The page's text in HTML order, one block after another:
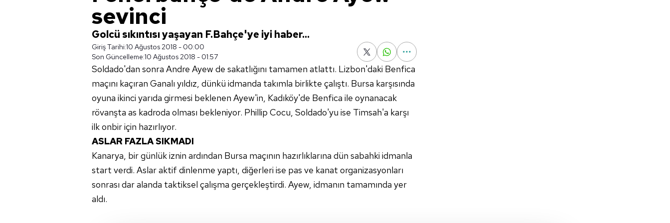
sevinci
Golcü sıkıntısı yaşayan F.Bahçe'ye iyi haber...
Giriş Tarihi:10 Ağustos 2018 - 00:00
Son Güncelleme:10 Ağustos 2018 - 01:57
Soldado'dan sonra Andre Ayew de sakatlığını tamamen atlattı. Lizbon'daki Benfica
maçını kaçıran Ganalı yıldız, dünkü idmanda takımla birlikte çalıştı. Bursa karşısında
oyuna ikinci yarıda girmesi beklenen Ayew'in, Kadıköy'de Benfica ile oynanacak
rövanşta as kadroda olması bekleniyor. Phillip Cocu, Soldado'yu ise Timsah'a karşı
ilk onbir için hazırlıyor.
ASLAR FAZLA SIKMADI
Kanarya, bir günlük iznin ardından Bursa maçının hazırlıklarına dün sabahki idmanla
start verdi. Aslar aktif dinlenme yaptı, diğerleri ise pas ve kanat organizasyonları
sonrası dar alanda taktiksel çalışma gerçekleştirdi. Ayew, idmanın tamamında yer
aldı.